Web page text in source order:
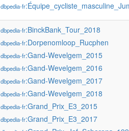
dbpedia-fr
dbpedia-fr:BinckBank_Tour_2018
dbpedia-fr:Dorpenomloop_Rucphen
dbpedia-fr:Gand-Wevelgem_2015
dbpedia-fr:Gand-Wevelgem_2016
dbpedia-fr:Gand-Wevelgem_2017
dbpedia-fr:Gand-Wevelgem_2018
dbpedia-fr:Grand_Prix_E3_2015
dbpedia-fr:Grand_Prix_E3_2017